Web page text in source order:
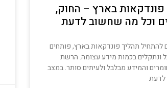
פונדקאות בארץ – החוק,
וכל מה שחשוב לדעת
להתחיל תהליך פונדקאות בארץ, פותחים
ונתקלים בכמות מידע עצומה. הרשת
והמידע מבלבל ולעיתים סותר. במצב
לדעת